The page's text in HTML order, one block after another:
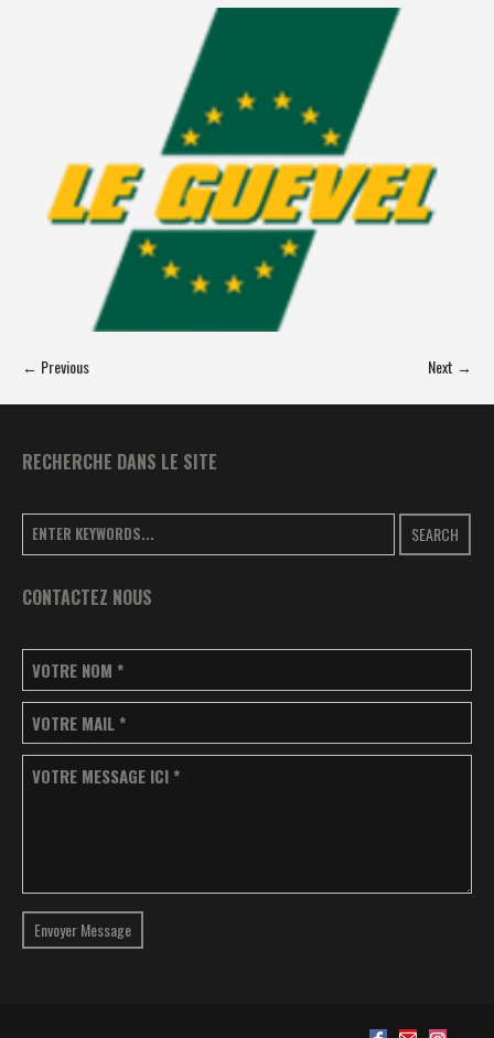
← Previous Next →
RECHERCHE DANS LE SITE
SEARCH
CONTACTEZ NOUS
VOTRE NOM *
VOTRE MAIL *
VOTRE MESSAGE ICI *
Envoyer Message